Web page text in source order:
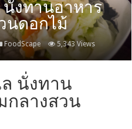
นั่งทานอาหาร
นดอกไม้
FoodScape 5,343 Views
นั่งทาน
กลางสวน